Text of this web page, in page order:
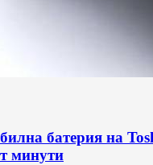
батерия на
минути